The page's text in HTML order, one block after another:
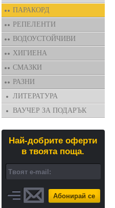
ПАРАКОРД
РЕПЕЛЕНТИ
ВОДОУСТОЙЧИВИ
ХИГИЕНА
СМАЗКИ
РАЗНИ
ЛИТЕРАТУРА
ВАУЧЕР ЗА ПОДАРЪК
Най-добрите оферти
в твоята поща.
Абонирай се